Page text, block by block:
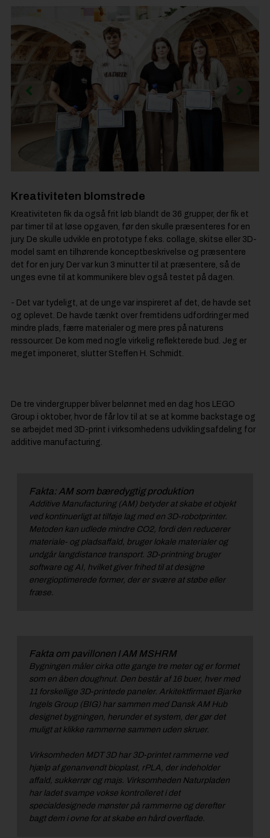
Kreativiteten blomstrede
Kreativiteten fik da også frit løb blandt de 36 grupper, der fik et
par timer til at løse opgaven, før den skulle præsenteres for en
jury. De skulle udvikle en prototype f.eks. collage, skitse eller 3D-
model samt en tilhørende konceptbeskrivelse og præsentere
det for en jury. Der var kun 3 minutter til at præsentere, så de
unges evne til at kommunikere blev også testet på dagen.
- Det var tydeligt, at de unge var inspireret af det, de havde set
og oplevet. De havde tænkt over fremtidens udfordringer med
mindre plads, færre materialer og mere pres på naturens
ressourcer. De kom med nogle virkelig reflekterede bud. Jeg er
meget imponeret, slutter Steffen H. Schmidt.
De tre vindergrupper bliver belønnet med en dag hos LEGO
Group i oktober, hvor de får lov til at se at komme backstage og
se arbejdet med 3D-print i virksomhedens udviklingsafdeling for
additive manufacturing.
Fakta: AM som bæredygtig produktion
Additive Manufacturing (AM) betyder at skabe et objekt
ved kontinuerligt at tilføje lag med en 3D-robotprinter.
Metoden kan udlede mindre CO2, fordi den reducerer
materiale- og pladsaffald, bruger lokale materialer og
undgår langdistance transport. 3D-printning bruger
software og AI, hvilket giver frihed til at designe
energioptimerede former, der er svære at støbe eller
fræse.
Fakta om pavillonen I AM MSHRM
Bygningen måler cirka otte gange tre meter og er formet
som en åben doughnut. Den består af 16 buer, hver med
11 forskellige 3D-printede paneler. Arkitektfirmaet Bjarke
Ingels Group (BIG) har sammen med Dansk AM Hub
designet bygningen, herunder et system, der gør det
muligt at klikke rammerne sammen uden skruer.
Virksomheden MDT 3D har 3D-printet rammerne ved
hjælp af genanvendt bioplast, rPLA, der indeholder
affald, sukkerrør og majs. Virksomheden Naturpladen
har ladet svampe vokse kontrolleret i det
specialdesignede mønster på rammerne og derefter
bagt dem i ovne for at skabe en hård overflade.